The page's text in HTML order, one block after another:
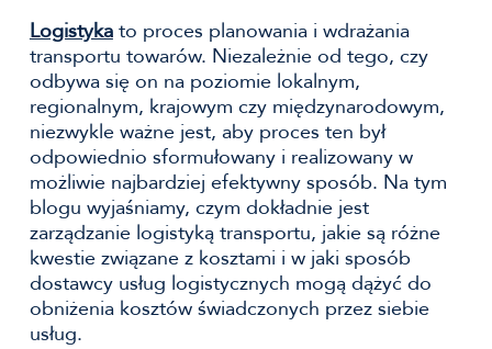
Logistykato proces planowania i wdrażania
transportu towarów. Niezależnie od tego, czy
odbywa się on na poziomie lokalnym,
regionalnym, krajowym czy międzynarodowym,
niezwykle ważne jest, aby proces ten był
odpowiednio sformułowany i realizowany w
możliwie najbardziej efektywny sposób. Na tym
blogu wyjaśniamy, czym dokładnie jest
zarządzanie logistyką transportu, jakie są różne
kwestie związane z kosztami i w jaki sposób
dostawcy usług logistycznych mogą dążyć do
obniżenia kosztów świadczonych przez siebie
usług.